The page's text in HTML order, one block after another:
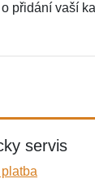
přidání vaší
servis